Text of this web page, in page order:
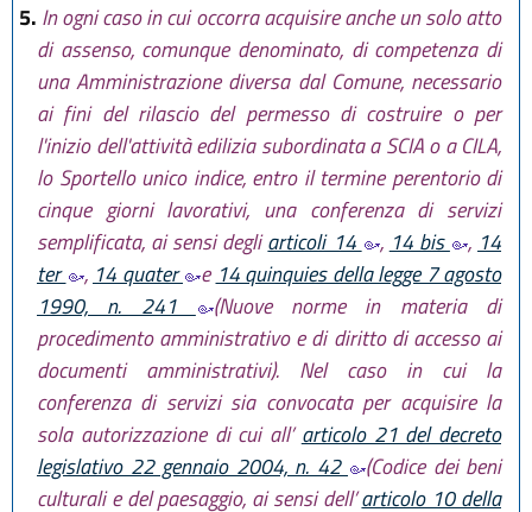
5. In ogni caso in cui occorra acquisire anche un solo atto
di assenso, comunque denominato, di competenza di
una Amministrazione diversa dal Comune, necessario
ai fini del rilascio del permesso di costruire o per
l'inizio dell'attività edilizia subordinata a SCIA o a CILA,
lo Sportello unico indice, entro il termine perentorio di
cinque giorni lavorativi, una conferenza di servizi
semplificata, ai sensi degliarticoli 14 , 14 bis , 14
ter
, 14 quater e 14 quinquies della legge 7 agosto
1990, n. 241
(Nuove norme in materia di
procedimento amministrativo e di diritto di accesso ai
documenti amministrativi). Nel caso in cui la
conferenza di servizi sia convocata per acquisire la
sola autorizzazione di cui all’articolo 21 del decreto
legislativo 22 gennaio 2004, n. 42
(Codice dei beni
culturali e del paesaggio, ai sensi dell’articolo 10 della